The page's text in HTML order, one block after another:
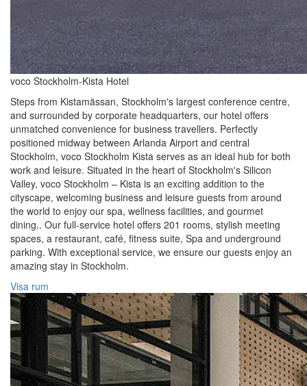
voco Stockholm-Kista Hotel
Steps from Kistamässan, Stockholm's largest conference centre,
and surrounded by corporate headquarters, our hotel offers
unmatched convenience for business travellers. Perfectly
positioned midway between Arlanda Airport and central
Stockholm, voco Stockholm Kista serves as an ideal hub for both
work and leisure. Situated in the heart of Stockholm's Silicon
Valley, voco Stockholm – Kista is an exciting addition to the
cityscape, welcoming business and leisure guests from around
the world to enjoy our spa, wellness facilities, and gourmet
dining.. Our full-service hotel offers 201 rooms, stylish meeting
spaces, a restaurant, café, fitness suite, Spa and underground
parking. With exceptional service, we ensure our guests enjoy an
amazing stay in Stockholm.
Visa rum